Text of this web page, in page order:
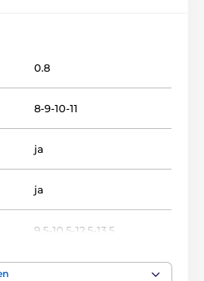
0.8
8-9-10-11
ja
ja
9.5-10.5-12.5-13.5
GEBURTSTAG